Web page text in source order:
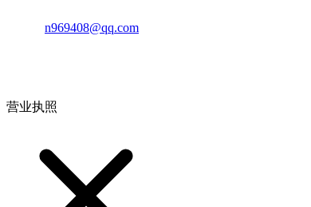
n969408@qq.com
营业执照